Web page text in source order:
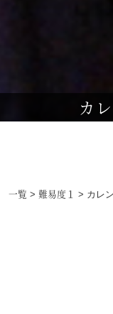
カ
一覧 > 難易度１ > カレ